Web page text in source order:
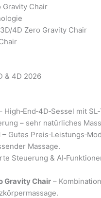
Gravity Chair
4D Zero Gravity Chair
& 4D 2026
High‑End‑4D‑Sessel mit
– sehr natürliches
– Gutes
Massage.
Steuerung &
Gravity Chair –